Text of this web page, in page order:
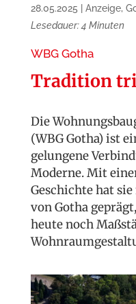
28.05.2025 Anzeige,
Lesedauer: 4 Minuten
WBG Gotha
Tradition
Die
(WBG Gotha) ist
gelungene
Moderne. Mit
Geschichte hat
von Gotha
heute noch